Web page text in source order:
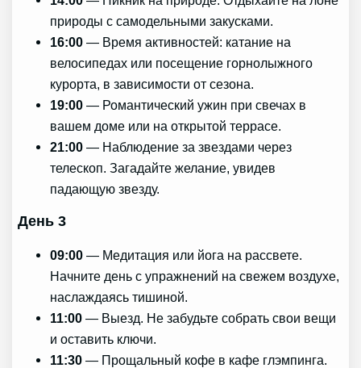
природы с самодельными закусками.
16:00 — Время активностей: катание на
велосипедах или посещение горнолыжного
курорта, в зависимости от сезона.
19:00 — Романтический ужин при свечах в
вашем доме или на открытой террасе.
21:00 — Наблюдение за звездами через
телескоп. Загадайте желание, увидев
падающую звезду.
День 3
09:00 — Медитация или йога на рассвете.
Начните день с упражнений на свежем воздухе,
наслаждаясь тишиной.
11:00 — Выезд. Не забудьте собрать свои вещи
и оставить ключи.
11:30 — Прощальный кофе в кафе глэмпинга.